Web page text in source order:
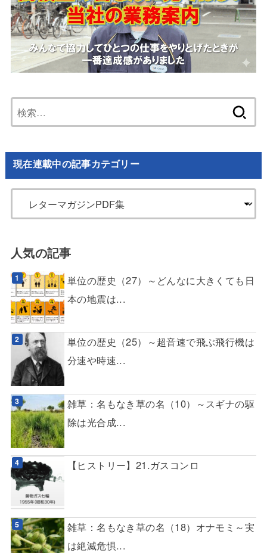
索:
現在連載中の記事カテゴリー
人気の記事
単位の歴史（27）～どんなに大きくても日
本の地震は...
単位の歴史（25）～超音速で飛ぶ飛行機は
分速や時速...
雑草：名もなき草の名（10）～スギナの駆
除は光合成...
【ヒストリー】21.ガスコンロ
雑草：名もなき草の名（18）オナモミ～実
は絶滅危惧...